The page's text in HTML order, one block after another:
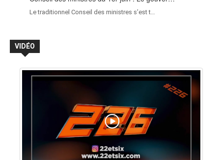
Le traditionnel Conseil des ministres s’est t…
VIDÉO